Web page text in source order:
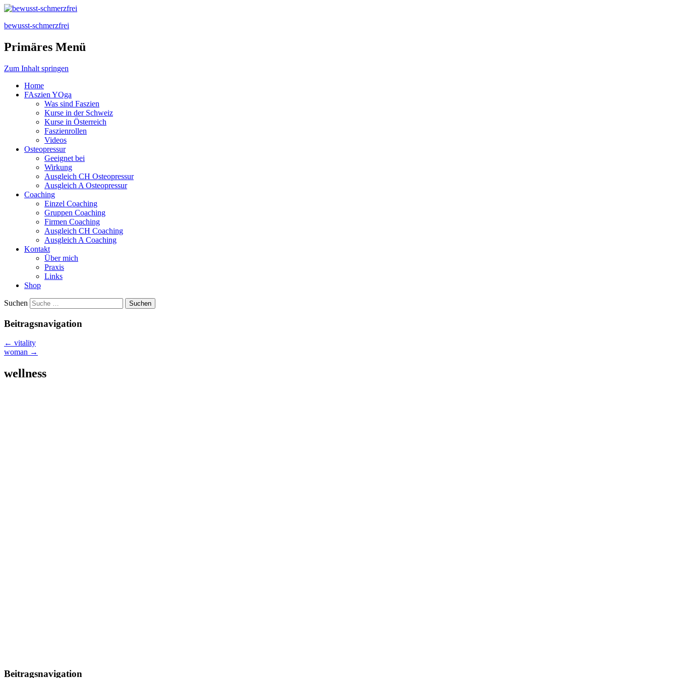
bewusst-schmerzfrei
Primäres Menü
Zum Inhalt springen
Home
FAszien YOga
Was sind Faszien
Kurse in der Schweiz
Kurse in Österreich
Faszienrollen
Videos
Osteopressur
Geeignet bei
Wirkung
Ausgleich CH Osteopressur
Ausgleich A Osteopressur
Coaching
Einzel Coaching
Gruppen Coaching
Firmen Coaching
Ausgleich CH Coaching
Ausgleich A Coaching
Kontakt
Über mich
Praxis
Links
Shop
Suchen
Beitragsnavigation
← vitality
woman →
wellness
Beitragsnavigation